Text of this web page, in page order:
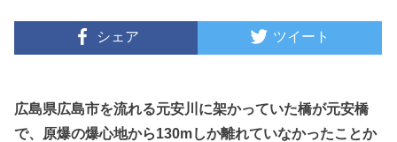
シェア ツイート
広島県広島市を流れる元安川に架かっていた橋が元安橋
で、原爆の爆心地から130mしか離れていなかったことか